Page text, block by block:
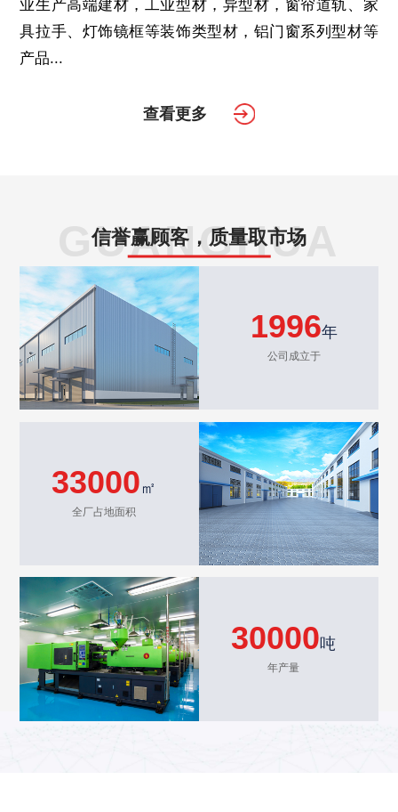
业生产高端建材，工业型材，异型材，窗帘道轨、家
具拉手、灯饰镜框等装饰类型材，铝门窗系列型材等
产品...
查看更多
GUANGHUA
信誉赢顾客，质量取市场
1996年
公司成立于
33000 ㎡
全厂占地面积
30000吨
年产量